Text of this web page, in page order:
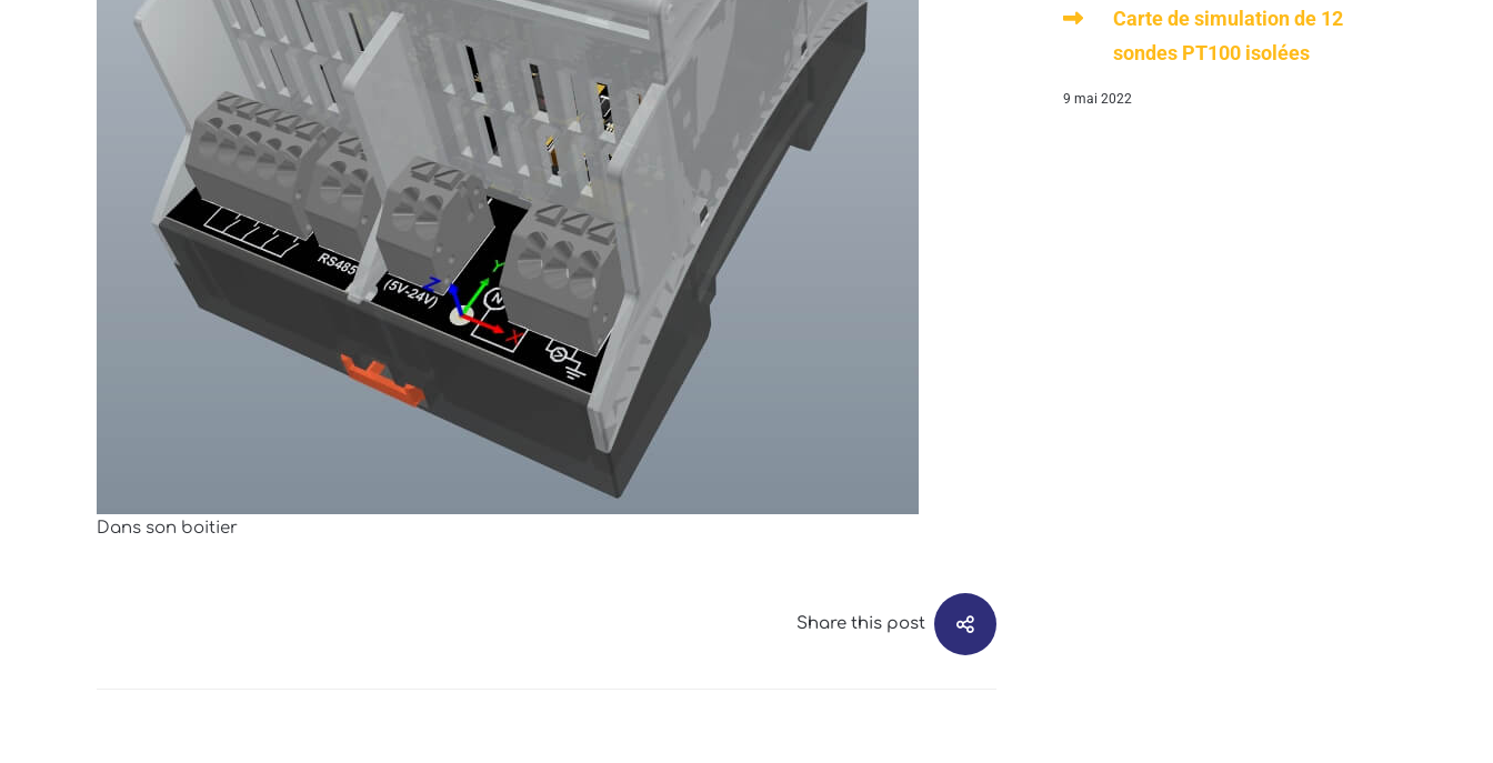
Dans son boitier
Share this post
Carte de simulation de 12
sondes PT100 isolées
9 mai 2022